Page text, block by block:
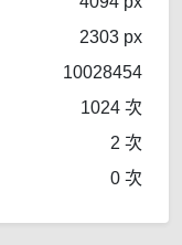
2303 px
10028454
1024 次
2 次
0 次